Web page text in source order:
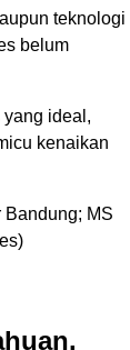
teknologi
belum
ideal,
kenaikan
MS